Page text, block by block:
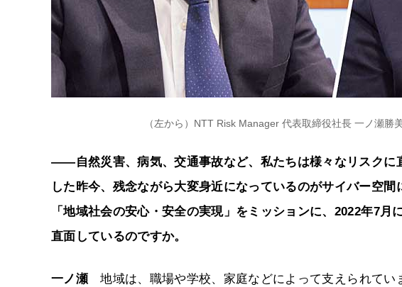
（左から）NTT Risk Manager 代表取締役社長 一ノ瀬勝
――自然災害、病気、交通事故など、私たちは様々なリスクに
した昨今、残念ながら大変身近になっているのがサイバー空
「地域社会の安心・安全の実現」をミッションに、2022年7
直面しているのですか。
一ノ瀬 地域は、職場や学校、家庭などによって支えられてい